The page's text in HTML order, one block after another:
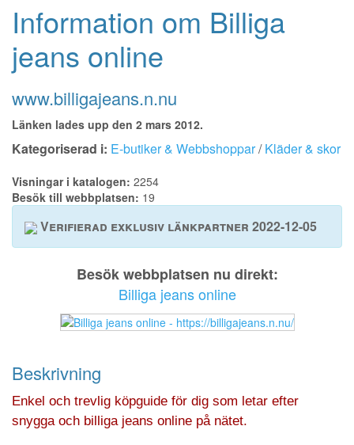
Information om Billiga
jeans online
www.billigajeans.n.nu
Länken lades upp den 2 mars 2012.
Kategoriserad i: E-butiker & Webbshoppar/Kläder & skor
Visningar i katalogen: 2254
Besök till webbplatsen: 19
Verifierad exklusiv länkpartner 2022-12-05
Besök webbplatsen nu direkt:
Billiga jeans online
Beskrivning
Enkel och trevlig köpguide för dig som letar efter
snygga och billiga jeans online på nätet.